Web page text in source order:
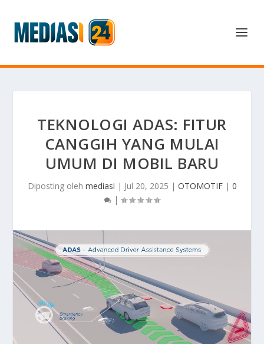
TEKNOLOGI ADAS: FITUR
CANGGIH YANG MULAI
UMUM DI MOBIL BARU
Diposting oleh mediasi | Jul 20, 2025 | OTOMOTIF| 0
|